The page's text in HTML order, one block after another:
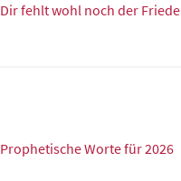
Dir fehlt wohl noch der Friede
Prophetische Worte für 2026